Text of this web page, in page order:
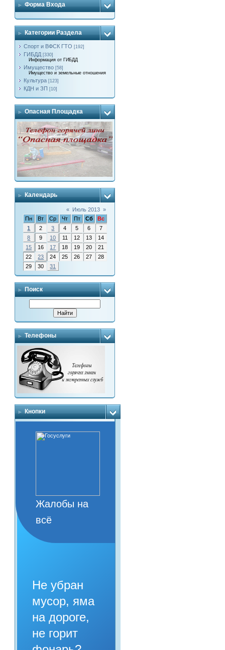
Форма Входа
Категории Раздела
Спорт и ВФСК ГТО [192]
ГИБДД [330]
Информация от ГИБДД
Имущество [58]
Имущество и земельные отношения
Культура [123]
КДН и ЗП [10]
Опасная Площадка
Календарь
« Июль 2013 »
Пн
Вт Ср Чт Пт Сб
Вс
1
2 3 4 5 6
7
8
9 10 11 12 13
14
15
16 17 18 19 20
21
22
23 24 25 26 27
28
29
30 31
Поиск
Телефоны
Кнопки
Жалобы на
всё
Не убран
мусор, яма
на дороге,
не горит